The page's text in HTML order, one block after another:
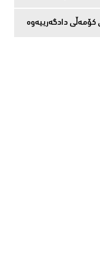
کۆمەڵی دادگەرییەوە